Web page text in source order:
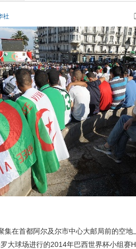
社
在首都阿尔及尔市中心大邮局前的空地
大球场进行的2014年巴西世界杯小组赛